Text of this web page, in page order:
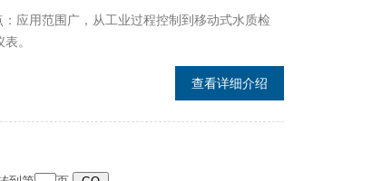
应用范围广，从工业过程控制到移动式水质检
。
查看详细介绍